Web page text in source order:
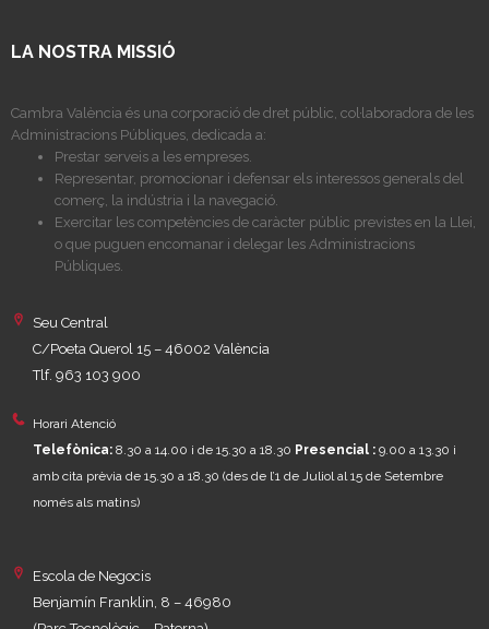
LA NOSTRA MISSIÓ
Cambra València és una corporació de dret públic, col·laboradora de les
Administracions Públiques, dedicada a:
Prestar serveis a les empreses.
Representar, promocionar i defensar els interessos generals del
comerç, la indústria i la navegació.
Exercitar les competències de caràcter públic previstes en la Llei,
o que puguen encomanar i delegar les Administracions
Públiques.
Seu Central
C/Poeta Querol 15 – 46002 València
Tlf. 963 103 900
Horari Atenció
Telefònica: 8.30 a 14.00 i de 15.30 a 18.30 Presencial : 9.00 a 13.30 i
amb cita prèvia de 15.30 a 18.30 (des de l’1 de Juliol al 15 de Setembre
només als matins)
Escola de Negocis
Benjamín Franklin, 8 – 46980